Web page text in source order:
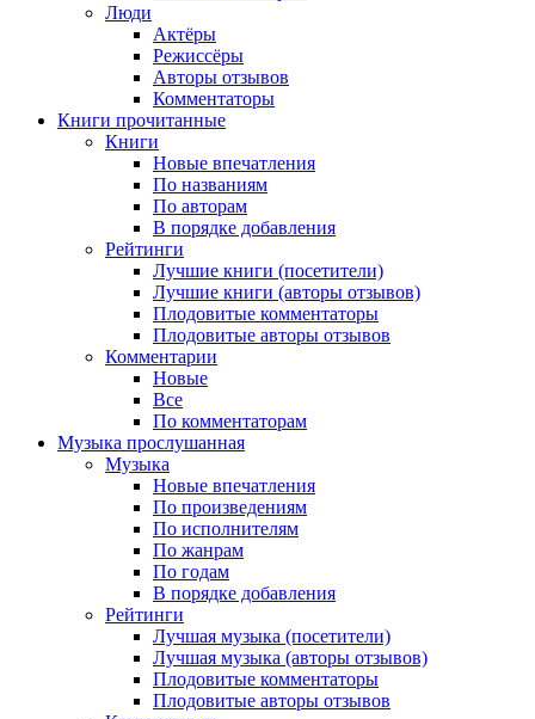
Люди
Актёры
Режиссёры
Авторы отзывов
Комментаторы
Книги прочитанные
Книги
Новые впечатления
По названиям
По авторам
В порядке добавления
Рейтинги
Лучшие книги (посетители)
Лучшие книги (авторы отзывов)
Плодовитые комментаторы
Плодовитые авторы отзывов
Комментарии
Новые
Все
По комментаторам
Музыка прослушанная
Музыка
Новые впечатления
По произведениям
По исполнителям
По жанрам
По годам
В порядке добавления
Рейтинги
Лучшая музыка (посетители)
Лучшая музыка (авторы отзывов)
Плодовитые комментаторы
Плодовитые авторы отзывов